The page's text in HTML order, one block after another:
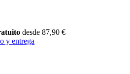
desde 87,90 €
y entrega